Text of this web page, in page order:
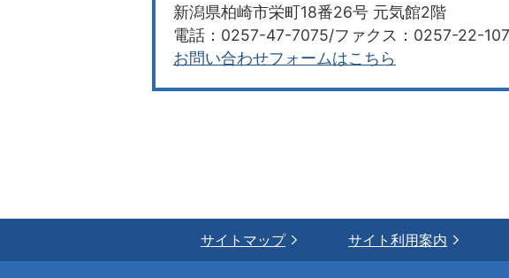
新潟県柏崎市栄町18番26号 元気館2階
電話：0257-47-7075/ファクス：0257-22-
お問い合わせフォームはこちら
サイトマップ サイト利用案内